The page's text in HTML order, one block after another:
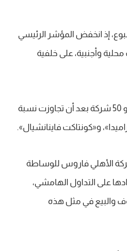
إذ انخفض المؤشر الرئيسي
محلية وأجنبية، على خلفية
واضطرت البورصة المصرية إلى تعليق التداول على أسهم نحو 50 شركة بعد أن تجاوزت نسبة
الأهلي فاروس للوساطة
على التداول الهامشي،
والبيع في مثل هذه